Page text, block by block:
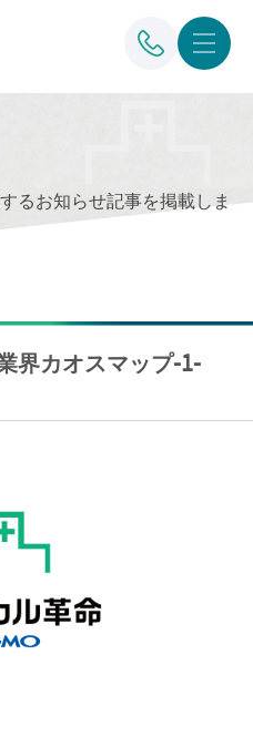
るお知らせ記事を掲載しま
界カオスマップ-1-